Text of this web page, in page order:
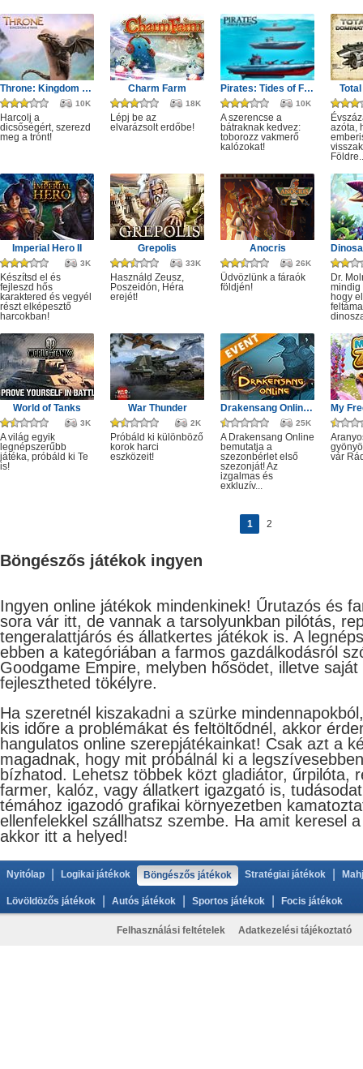
Throne: Kingdom at War
10K
Harcolj a
dicsőségért, szerezd
meg a trónt!
Charm Farm
18K
Lépj be az
elvarázsolt erdőbe!
Pirates: Tides of Fortune
10K
A szerencse a
bátraknak kedvez:
toborozz vakmerő
kalózokat!
azóta,
Földre..
Imperial Hero II
3K
Készítsd el és
fejleszd hős
karaktered és vegyél
részt elképesztő
harcokban!
Grepolis
33K
Használd Zeusz,
Poszeidón, Héra
erejét!
Anocris
26K
Üdvözlünk a fáraók
földjén!
Dr.
mindig
hogy
World of Tanks
3K
A világ egyik
legnépszerűbb
játéka, próbáld ki Te
is!
War Thunder
2K
Próbáld ki különböző
korok harci
eszközeit!
Drakensang Online - Első szezon
25K
A Drakensang Online
bemutatja a
szezonbérlet első
szezonját! Az
izgalmas és
exkluzív...
vár
1 2
Böngészős játékok ingyen
Ingyen online játékok mindenkinek! Űrutazós és
sora vár itt, de vannak a tarsolyunkban pilótás,
tengeralattjárós és állatkertes játékok is. A
ebben a kategóriában a farmos gazdálkodásról
Goodgame Empire, melyben hősödet, illetve
fejlesztheted tökélyre.
Ha szeretnél kiszakadni a szürke
kis időre a problémákat és feltöltődnél, akkor
hangulatos online szerepjátékainkat! Csak azt a
magadnak, hogy mit próbálnál ki a
bízhatod. Lehetsz többek közt gladiátor, űrpilóta,
farmer, kalóz, vagy állatkert igazgató is,
témához igazodó grafikai környezetben
ellenfelekkel szállhatsz szembe. Ha amit keresel
akkor itt a helyed!
Nyitólap Logikai játékok Böngészős játékok Stratégiai játékok
Lövöldözős játékok Autós játékok Sportos játékok Focis játékok
Felhasználási feltételek Adatkezelési tájékoztató